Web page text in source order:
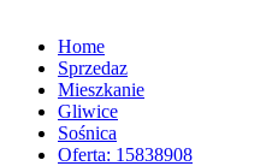
Home
Sprzedaz
Mieszkanie
Gliwice
Sośnica
Oferta: 15838908